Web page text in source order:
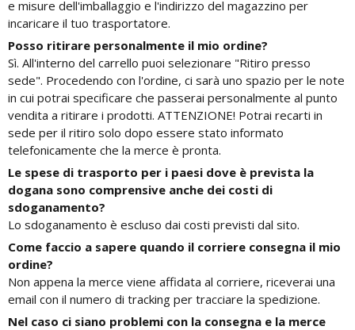
e misure dell'imballaggio e l'indirizzo del magazzino per
incaricare il tuo trasportatore.
Posso ritirare personalmente il mio ordine?
Sì. All'interno del carrello puoi selezionare "Ritiro presso
sede". Procedendo con l'ordine, ci sarà uno spazio per le note
in cui potrai specificare che passerai personalmente al punto
vendita a ritirare i prodotti. ATTENZIONE! Potrai recarti in
sede per il ritiro solo dopo essere stato informato
telefonicamente che la merce è pronta.
Le spese di trasporto per i paesi dove è prevista la
dogana sono comprensive anche dei costi di
sdoganamento?
Lo sdoganamento è escluso dai costi previsti dal sito.
Come faccio a sapere quando il corriere consegna il mio
ordine?
Non appena la merce viene affidata al corriere, riceverai una
email con il numero di tracking per tracciare la spedizione.
Nel caso ci siano problemi con la consegna e la merce